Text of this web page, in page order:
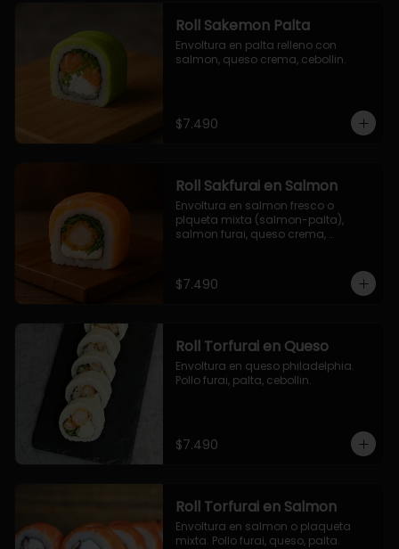
Roll Sakemon Palta
Envoltura en palta relleno con
salmon, queso crema, cebollin.
$7.490
Roll Sakfurai en Salmon
Envoltura en salmon fresco o
plqueta mixta (salmon-palta),
salmon furai, queso crema,
$7.490
Roll Torfurai en Queso
Envoltura en queso philadelphia.
Pollo furai, palta, cebollin.
$7.490
Roll Torfurai en Salmon
Envoltura en salmon o plaqueta
mixta. Pollo furai, queso, palta.